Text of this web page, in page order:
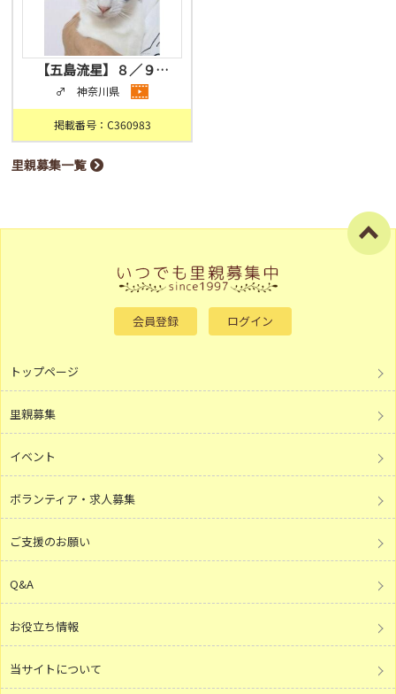
【五島流星】８／９…
♂ 神奈川県
掲載番号：C360983
里親募集一覧
会員登録 ログイン
トップページ
里親募集
イベント
ボランティア・求人募集
ご支援のお願い
Q&A
お役立ち情報
当サイトについて